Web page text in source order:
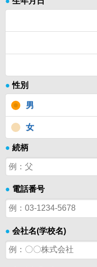
● 性別
男
女
● 続柄
● 電話番号
● 会社名(学校名)